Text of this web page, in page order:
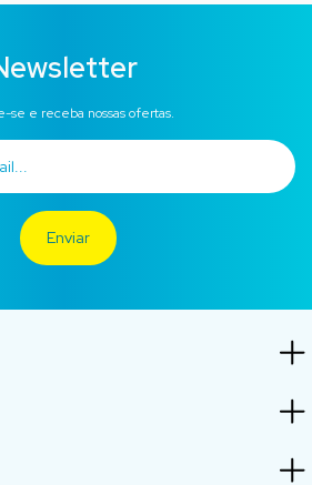
se e receba nossas ofertas.